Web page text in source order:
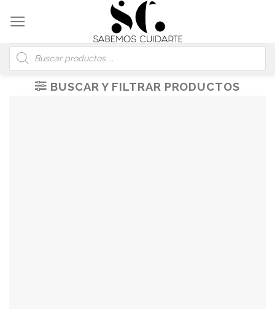
content
Búsqueda
de
productos
BUSCAR Y FILTRAR PRODUCTOS